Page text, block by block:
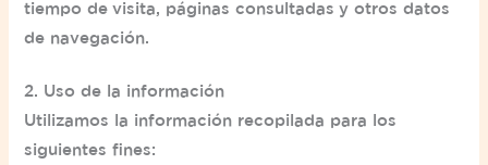
tiempo de visita, páginas consultadas y otros datos
de navegación.
2. Uso de la información
Utilizamos la información recopilada para los
siguientes fines: